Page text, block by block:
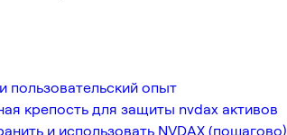
пользовательский опыт
крепость для защиты nvdax активов
и использовать NVDAX (пошагово)